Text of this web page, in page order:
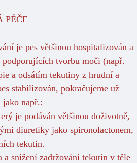
PÉČE
je pes většinou hospitalizován a
tvorbu moči (např.
a odsátím tekutiny z hrudní a
stabilizován, pokračujeme už
jako např.:
je podáván většinou doživotně,
diuretiky jako spironolactonem,
tekutin.
a snížení zadržování tekutin v těle